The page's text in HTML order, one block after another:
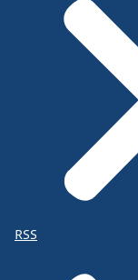
RSS